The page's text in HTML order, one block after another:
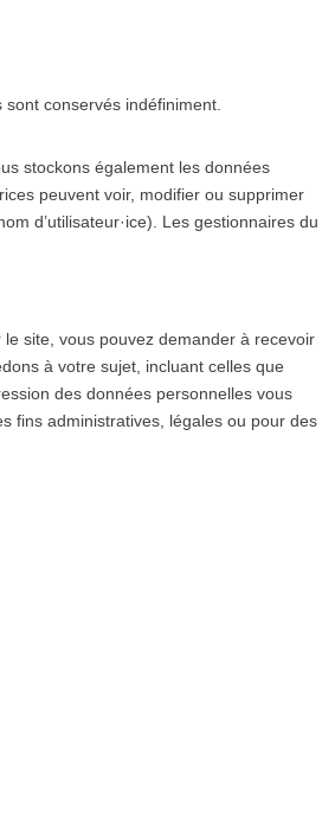
conservés indéfiniment.
stockons également les données
peuvent voir, modifier ou supprimer
d’utilisateur·ice). Les gestionnaires du
site, vous pouvez demander à recevoir
à votre sujet, incluant celles que
des données personnelles vous
fins administratives, légales ou pour des